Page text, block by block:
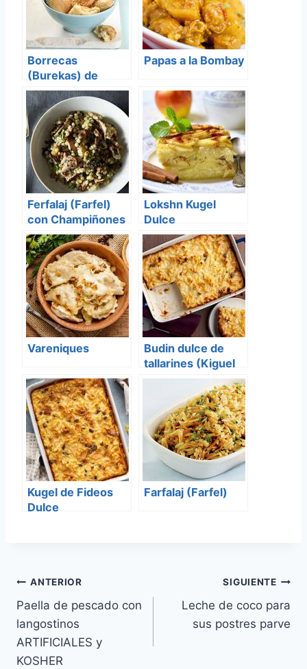
Borrecas
(Burekas) de
Queso
Papas a la Bombay
Ferfalaj (Farfel)
con Champiñones
(Orzo)
Lokshn Kugel
Dulce
Vareniques
Budin dulce de
tallarines (Kiguel
de Lokschen)
Kugel de Fideos
Dulce
Farfalaj (Farfel)
Navegación
de
entradas
ANTERIOR
Paella de pescado con
langostinos
ARTIFICIALES y
KOSHER
SIGUIENTE
Leche de coco para
sus postres parve